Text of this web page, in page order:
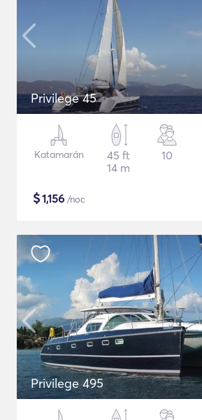
Privilege 45
Katamarán
45 ft
14 m
10
$1,156 /noc
Privilege 495